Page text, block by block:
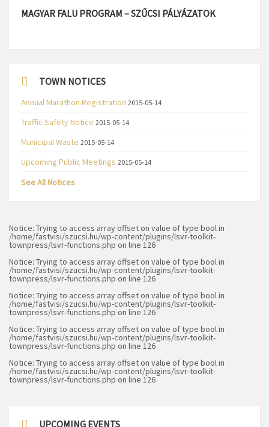
MAGYAR FALU PROGRAM – SZŰCSI PÁLYÁZATOK
TOWN NOTICES
Annual Marathon Registration 2015-05-14
Traffic Safety Notice 2015-05-14
Municipal Waste 2015-05-14
Upcoming Public Meetings 2015-05-14
See All Notices
Notice: Trying to access array offset on value of type bool in
/home/fastvisi/szucsi.hu/wp-content/plugins/lsvr-toolkit-
townpress/lsvr-functions.php on line 126
Notice: Trying to access array offset on value of type bool in
/home/fastvisi/szucsi.hu/wp-content/plugins/lsvr-toolkit-
townpress/lsvr-functions.php on line 126
Notice: Trying to access array offset on value of type bool in
/home/fastvisi/szucsi.hu/wp-content/plugins/lsvr-toolkit-
townpress/lsvr-functions.php on line 126
Notice: Trying to access array offset on value of type bool in
/home/fastvisi/szucsi.hu/wp-content/plugins/lsvr-toolkit-
townpress/lsvr-functions.php on line 126
Notice: Trying to access array offset on value of type bool in
/home/fastvisi/szucsi.hu/wp-content/plugins/lsvr-toolkit-
townpress/lsvr-functions.php on line 126
UPCOMING EVENTS